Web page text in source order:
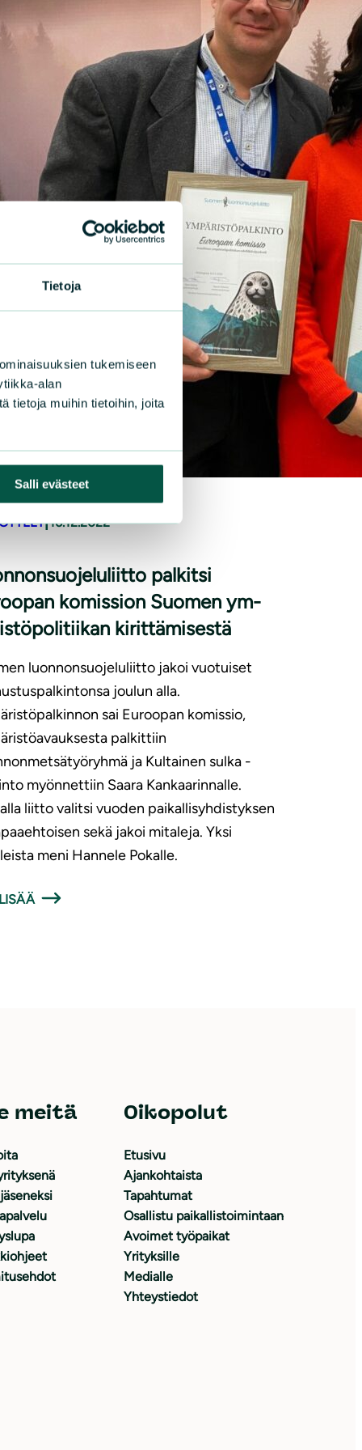
Tietoja
tukemiseen
alan
tietoja muihin tietoihin, joita
Salli evästeet
|16.12.2022
palkitsi
komission Suomen ym­
kirittämisestä
luonnonsuojeluliitto jakoi vuotuiset
joulun alla.
sai Euroopan komissio,
palkittiin
ja Kultainen sulka -
myönnettiin Saara Kankaarinnalle.
liitto valitsi vuoden paikallisyhdistyksen
sekä jakoi mitaleja. Yksi
meni Hannele Pokalle.
meitä Oikopolut
Etusivu
Ajankohtaista
Tapahtumat
Osallistu paikallistoimintaan
Avoimet työpaikat
Yrityksille
Medialle
Yhteystiedot